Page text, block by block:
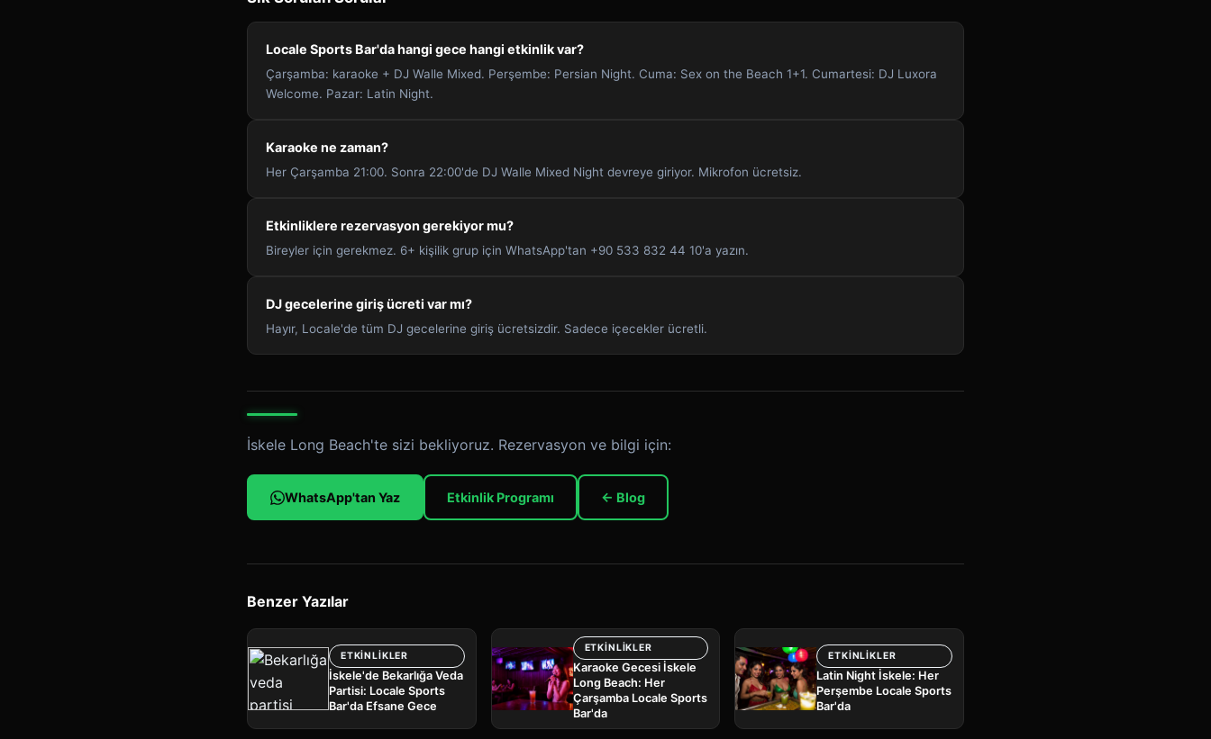
Locale Sports Bar'da hangi gece hangi etkinlik var?
Çarşamba: karaoke + DJ Walle Mixed. Perşembe: Persian Night. Cuma: Sex on the Beach 1+1. Cumartesi: DJ Luxora
Welcome. Pazar: Latin Night.
Karaoke ne zaman?
Her Çarşamba 21:00. Sonra 22:00'de DJ Walle Mixed Night devreye giriyor. Mikrofon ücretsiz.
Etkinliklere rezervasyon gerekiyor mu?
Bireyler için gerekmez. 6+ kişilik grup için WhatsApp'tan +90 533 832 44 10'a yazın.
DJ gecelerine giriş ücreti var mı?
Hayır, Locale'de tüm DJ gecelerine giriş ücretsizdir. Sadece içecekler ücretli.
İskele Long Beach'te sizi bekliyoruz. Rezervasyon ve bilgi için:
WhatsApp'tan Yaz Etkinlik Programı ← Blog
Benzer Yazılar
ETKINLIKLER
İskele'de Bekarlığa Veda
Partisi: Locale Sports
Bar'da Efsane Gece
ETKINLIKLER
Karaoke Gecesi İskele
Long Beach: Her
Çarşamba Locale Sports
Bar'da
ETKINLIKLER
Latin Night İskele: Her
Perşembe Locale Sports
Bar'da